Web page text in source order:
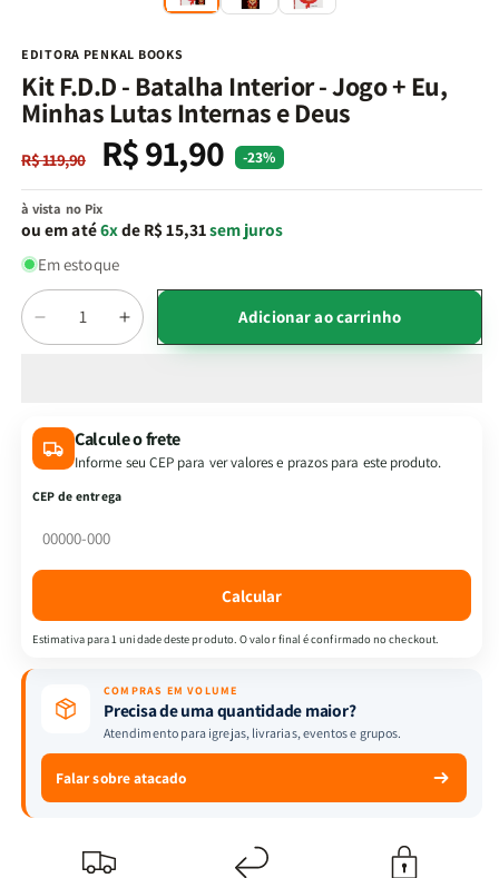
EDITORA PENKAL BOOKS
Kit F.D.D - Batalha Interior - Jogo + Eu,
Minhas Lutas Internas e Deus
Preço
normal
R$ 119,90
Preço
promocional
R$ 91,90 -23%
à vista no Pix
ou em até6xde R$ 15,31sem juros
Em estoque
Quantidade
Diminuir
a
F.D.D
-
Batalha
-
Minhas
Deus
Aumentar
a
F.D.D
-
Minhas
e
Deus
Adicionar ao carrinho
Calcule o frete
Informe seu CEP para ver valores e prazos para este produto.
CEP de entrega
Calcular
Estimativa para 1 unidade deste produto. O valor final é confirmado no checkout.
COMPRAS EM VOLUME
Precisa de uma quantidade maior?
Atendimento para igrejas, livrarias, eventos e grupos.
Falar sobre atacado